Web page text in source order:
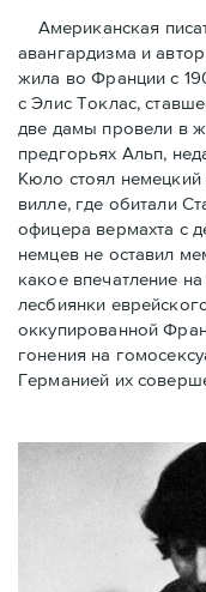
Американская
авангардизма и
жила во Франции с
с Элис Токлас,
две дамы провели в
предгорьях Альп,
Кюло стоял немецкий
вилле, где обитали
офицера вермахта с
немцев не оставил
какое впечатление
лесбиянки
оккупированной
гонения на
Германией их